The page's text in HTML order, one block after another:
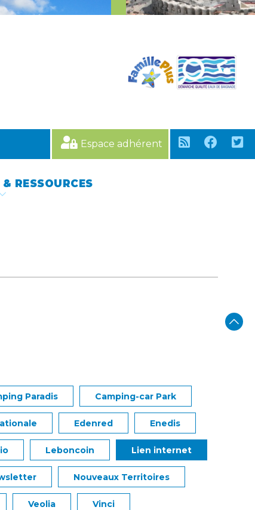
Espace adhérent
RESSOURCES
Paradis Camping-car Park
Edenred Enedis
Leboncoin Lien internet
Nouveaux Territoires
Veolia Vinci